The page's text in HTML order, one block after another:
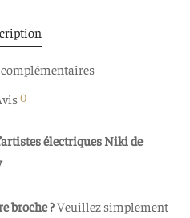
0
électriques Niki de
broche ?Veuillez simplement